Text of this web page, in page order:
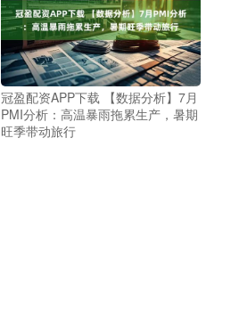
冠盈配资APP下载 【数据分析】7月
PMI分析：高温暴雨拖累生产，暑期
旺季带动旅行